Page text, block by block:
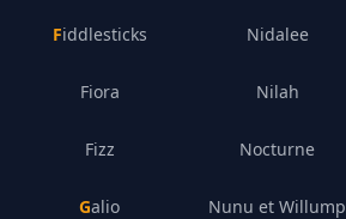
Fiddlesticks
Fiora
Fizz
Galio
Nidalee
Nilah
Nocturne
Nunu et Willump